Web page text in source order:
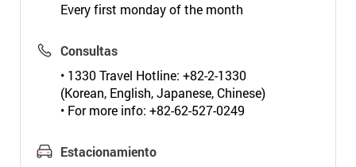
Every first monday of the month
Consultas
• 1330 Travel Hotline: +82-2-1330
(Korean, English, Japanese, Chinese)
• For more info: +82-62-527-0249
Estacionamiento